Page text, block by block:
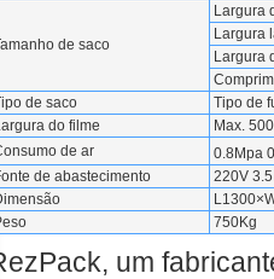
de saco
Largura
Largura
Largura
de saco
Tipo de
do filme
Max.
de ar
0.8Mpa
de abastecimento
220V
750Kg
um